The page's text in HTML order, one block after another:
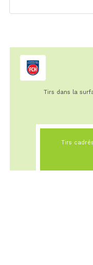
Tirs dans la
Tirs cadrés